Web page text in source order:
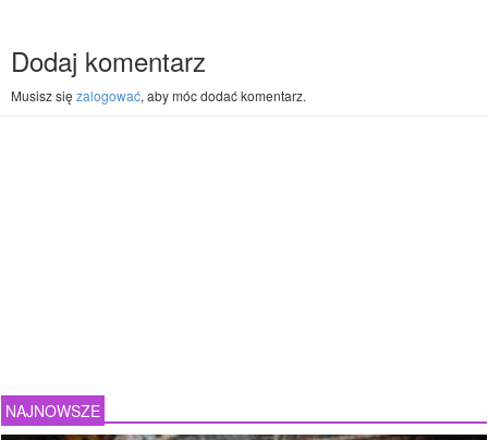
Dodaj komentarz
Musisz się zalogować, aby móc dodać komentarz.
NAJNOWSZE